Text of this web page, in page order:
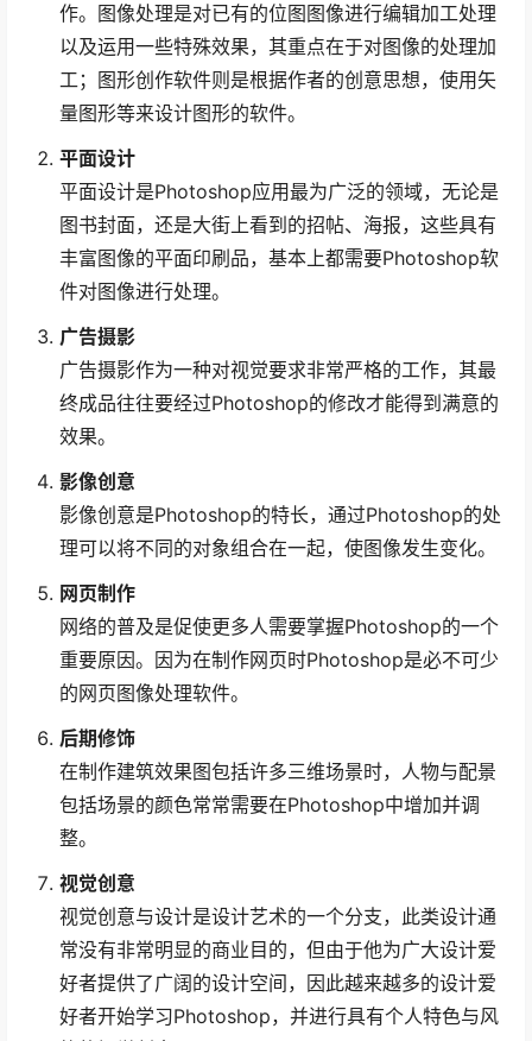
作。图像处理是对已有的位图图像进行编辑加工处理
以及运用一些特殊效果，其重点在于对图像的处理加
工；图形创作软件则是根据作者的创意思想，使用矢
量图形等来设计图形的软件。
平面设计
平面设计是Photoshop应用最为广泛的领域，无论是
图书封面，还是大街上看到的招帖、海报，这些具有
丰富图像的平面印刷品，基本上都需要Photoshop软
件对图像进行处理。
广告摄影
广告摄影作为一种对视觉要求非常严格的工作，其最
终成品往往要经过Photoshop的修改才能得到满意的
效果。
影像创意
影像创意是Photoshop的特长，通过Photoshop的处
理可以将不同的对象组合在一起，使图像发生变化。
网页制作
网络的普及是促使更多人需要掌握Photoshop的一个
重要原因。因为在制作网页时Photoshop是必不可少
的网页图像处理软件。
后期修饰
在制作建筑效果图包括许多三维场景时，人物与配景
包括场景的颜色常常需要在Photoshop中增加并调
整。
视觉创意
视觉创意与设计是设计艺术的一个分支，此类设计通
常没有非常明显的商业目的，但由于他为广大设计爱
好者提供了广阔的设计空间，因此越来越多的设计爱
好者开始学习Photoshop，并进行具有个人特色与风